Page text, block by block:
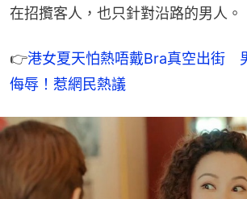
在招攬客人，也只針對沿路的男人。
👉港女夏天怕熱唔戴Bra真空出街　
侮辱！惹網民熱議